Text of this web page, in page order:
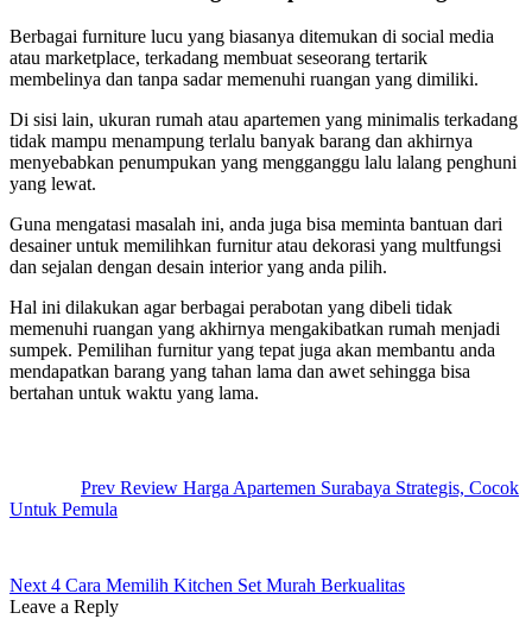
Berbagai furniture lucu yang biasanya ditemukan di social media
atau marketplace, terkadang membuat seseorang tertarik
membelinya dan tanpa sadar memenuhi ruangan yang dimiliki.
Di sisi lain, ukuran rumah atau apartemen yang minimalis terkadang
tidak mampu menampung terlalu banyak barang dan akhirnya
menyebabkan penumpukan yang mengganggu lalu lalang penghuni
yang lewat.
Guna mengatasi masalah ini, anda juga bisa meminta bantuan dari
desainer untuk memilihkan furnitur atau dekorasi yang multfungsi
dan sejalan dengan desain interior yang anda pilih.
Hal ini dilakukan agar berbagai perabotan yang dibeli tidak
memenuhi ruangan yang akhirnya mengakibatkan rumah menjadi
sumpek. Pemilihan furnitur yang tepat juga akan membantu anda
mendapatkan barang yang tahan lama dan awet sehingga bisa
bertahan untuk waktu yang lama.
Prev Review Harga Apartemen Surabaya Strategis, Cocok
Untuk Pemula
Next 4 Cara Memilih Kitchen Set Murah Berkualitas
Leave a Reply